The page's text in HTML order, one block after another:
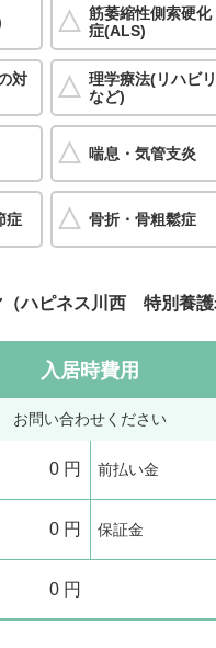
筋萎縮性側索硬化
症(ALS)
対
理学療法(リハビリ
など)
喘息・気管支炎
症 骨折・骨粗鬆症
（ハピネス川西 特別養護
入居時費用
お問い合わせください
0 円 前払い金
0 円 保証金
0 円